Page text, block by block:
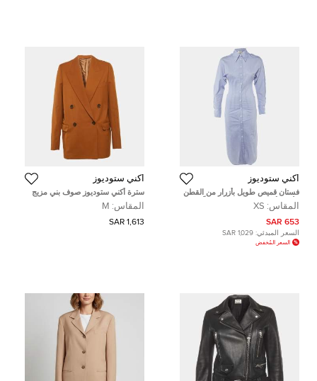
أكني ستوديوز
فستان قميص طويل بأزرار من القطن
الأزرق أكني ستوديوز صغير جداً
المقاس: XS
653 SAR
السعر المبدئي: 1,029 SAR
السعر المُخفض
أكني ستوديوز
سترة أكني ستوديوز صوف بني مزيج
مزدوجة الصدر مقاس متوسط
المقاس: M
1,613 SAR